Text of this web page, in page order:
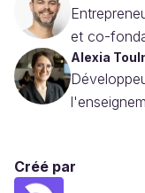
et co-
Alexia
Créé par